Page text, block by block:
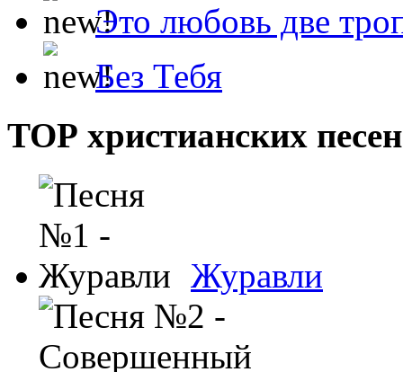
Это любовь две
Без Тебя
ТОР христианских песен
Журавли